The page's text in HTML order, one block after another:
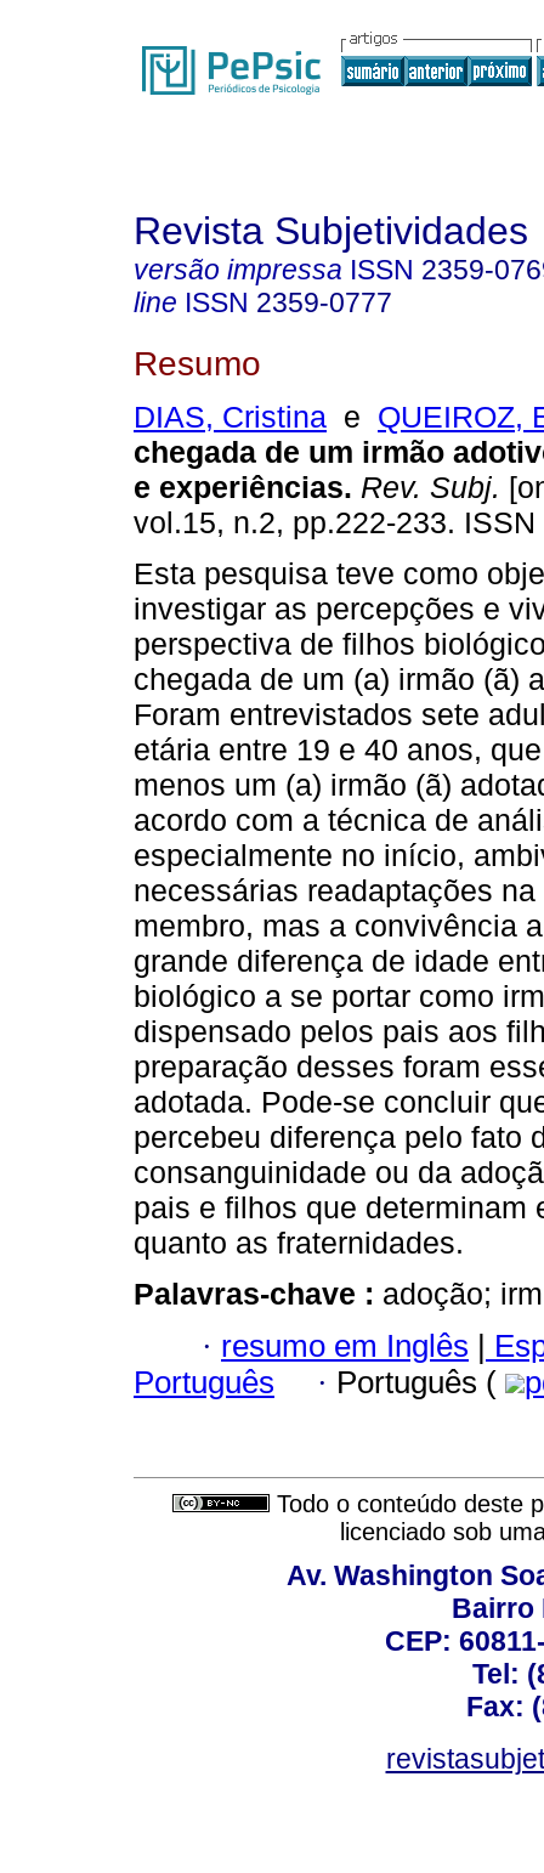
Revista Subjetividades
versão impressa ISSN 2359-
line ISSN 2359-0777
Resumo
DIAS, Cristina e QUEIROZ,
chegada de um irmão
e experiências. Rev. Subj.
vol.15, n.2, pp.222-233.
Esta pesquisa teve como
investigar as percepções e
perspectiva de filhos
chegada de um (a) irmão (ã)
Foram entrevistados sete
etária entre 19 e 40 anos,
menos um (a) irmão (ã)
acordo com a técnica de
especialmente no início,
necessárias readaptações
membro, mas a convivência
grande diferença de idade
biológico a se portar como
dispensado pelos pais aos
preparação desses foram
adotada. Pode-se concluir
percebeu diferença pelo fato
consanguinidade ou da
pais e filhos que determinam
quanto as fraternidades.
Palavras-chave : adoção;
· resumo em Inglês |
Português
· Português (
Todo o conteúdo deste
licenciado sob
Av. Washington
Bairro
CEP:
Tel:
Fax: